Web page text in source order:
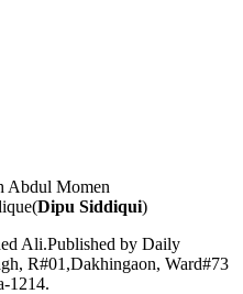
Abdul Momen
Dipu Siddiqui)
Ali.Published by Daily
R#01,Dakhingaon, Ward#73
1214.